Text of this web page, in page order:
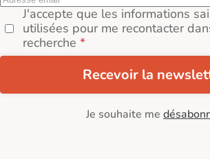
J'accepte que les informations
utilisées pour me recontacter
recherche
Recevoir la
Je souhaite me